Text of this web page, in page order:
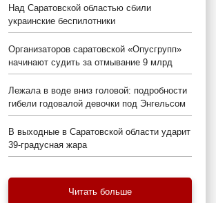
Над Саратовской областью сбили
украинские беспилотники
Организаторов саратовской «Опусгрупп»
начинают судить за отмывание 9 млрд
Лежала в воде вниз головой: подробности
гибели годовалой девочки под Энгельсом
В выходные в Саратовской области ударит
39-градусная жара
Читать больше